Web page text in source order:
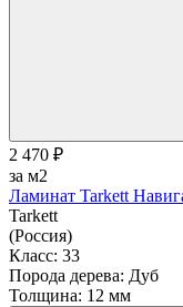
2 470 ₽
за м2
Ламинат Tarkett
Tarkett
(Россия)
Класс: 33
Порода дерева: Дуб
Толщина: 12 мм